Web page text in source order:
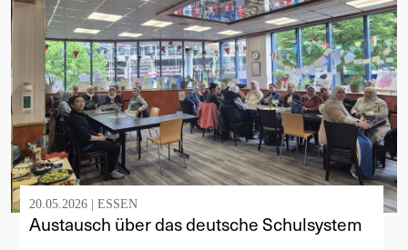
20.05.2026 | ESSEN
Austausch über das deutsche Schulsystem